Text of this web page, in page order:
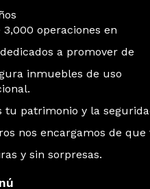
operaciones en
a promover de
inmuebles de uso
tu patrimonio y la
nos encargamos de que
y sin sorpresas.